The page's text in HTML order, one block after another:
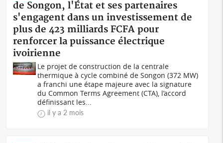
de Songon, l'État et ses partenaires
s'engagent dans un investissement de
plus de 423 milliards FCFA pour
renforcer la puissance électrique
ivoirienne
Le projet de construction de la centrale
thermique à cycle combiné de Songon (372 MW)
a franchi une étape majeure avec la signature
du Common Terms Agreement (CTA), l’accord
définissant les...
il y a 2 mois